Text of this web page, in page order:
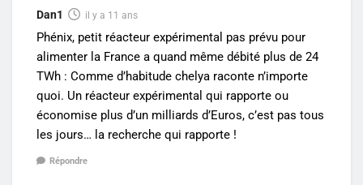
Dan1 il y a 11 ans
Phénix, petit réacteur expérimental pas prévu pour
alimenter la France a quand même débité plus de 24
TWh : Comme d’habitude chelya raconte n’importe
quoi. Un réacteur expérimental qui rapporte ou
économise plus d’un milliards d’Euros, c’est pas tous
les jours… la recherche qui rapporte !
Répondre